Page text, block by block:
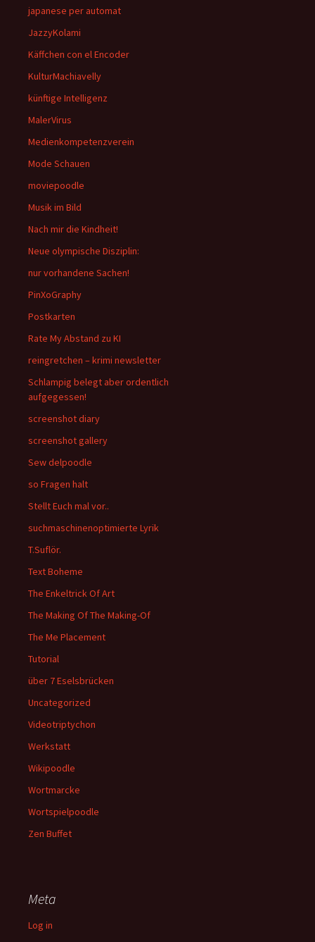
japanese per automat
JazzyKolami
Käffchen con el Encoder
KulturMachiavelly
künftige Intelligenz
MalerVirus
Medienkompetenzverein
Mode Schauen
moviepoodle
Musik im Bild
Nach mir die Kindheit!
Neue olympische Disziplin:
nur vorhandene Sachen!
PinXoGraphy
Postkarten
Rate My Abstand zu KI
reingretchen – krimi newsletter
Schlampig belegt aber ordentlich
aufgegessen!
screenshot diary
screenshot gallery
Sew delpoodle
so Fragen halt
Stellt Euch mal vor..
suchmaschinenoptimierte Lyrik
T.Suflör.
Text Boheme
The Enkeltrick Of Art
The Making Of The Making-Of
The Me Placement
Tutorial
über 7 Eselsbrücken
Uncategorized
Videotriptychon
Werkstatt
Wikipoodle
Wortmarcke
Wortspielpoodle
Zen Buffet
Meta
Log in